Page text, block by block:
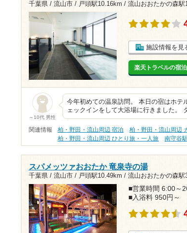
千葉県 / 流山市 / 戸頭駅10.16km / 流山おおたかの森駅
施設情報を見
楽天トラベルの宿
～10代 男性
今年初めての温泉訪問。 本日の宿はホテ
ェックインをして大浴場に行きました。
関連情報 柏・野田・流山周辺 宿泊 柏・野田・流山周辺
柏・野田・流山周辺 ひとり旅・一人旅
南守谷駅
スパメッツァおおたか 竜泉寺の湯
千葉県 / 流山市 / 戸頭駅10.49km / 流山おおたかの森駅
■営業時間 6:00～
■入浴料 950円～